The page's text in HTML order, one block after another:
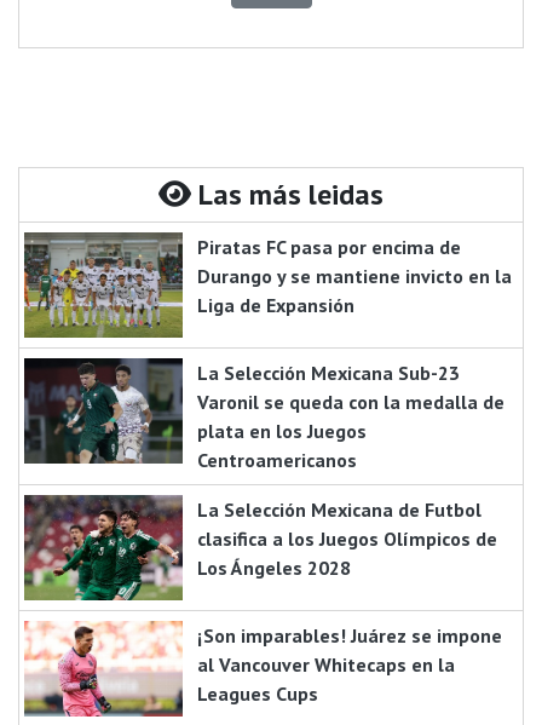
Las más leidas
Piratas FC pasa por encima de
Durango y se mantiene invicto en la
Liga de Expansión
La Selección Mexicana Sub-23
Varonil se queda con la medalla de
plata en los Juegos
Centroamericanos
La Selección Mexicana de Futbol
clasifica a los Juegos Olímpicos de
Los Ángeles 2028
¡Son imparables! Juárez se impone
al Vancouver Whitecaps en la
Leagues Cups